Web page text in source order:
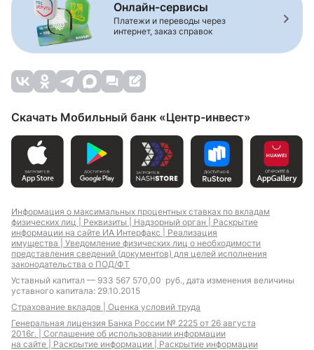
Онлайн-сервисы
Платежи и переводы через
интернет, заказ справок
Скачать Мобильный банк «Центр-инвест»
Информация о максимальных процентных ставках по вкладам
физических лиц | Реквизиты | Надзорный орган | Раскрытие
информации на сайте ИА Интерфакс | Реализация
имущества | Уведомление физических лиц о необходимости
представления сведений (документов) для целей исполнения
законодательства о ПОД/ФТ
Уставный капитал — 933 567 570,00 руб., дата изменения величины
уставного капитала: 29.10.2015
Страхование вкладов | Оценка условий труда
Генеральная лицензия Банка России № 2225 от 26 августа
2016г. | Соглашение об использовании информации
на сайте | Раскрытие информации | Раскрытие информации